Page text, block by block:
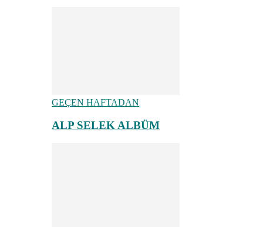
GEÇEN HAFTADAN
ALP SELEK ALBÜM